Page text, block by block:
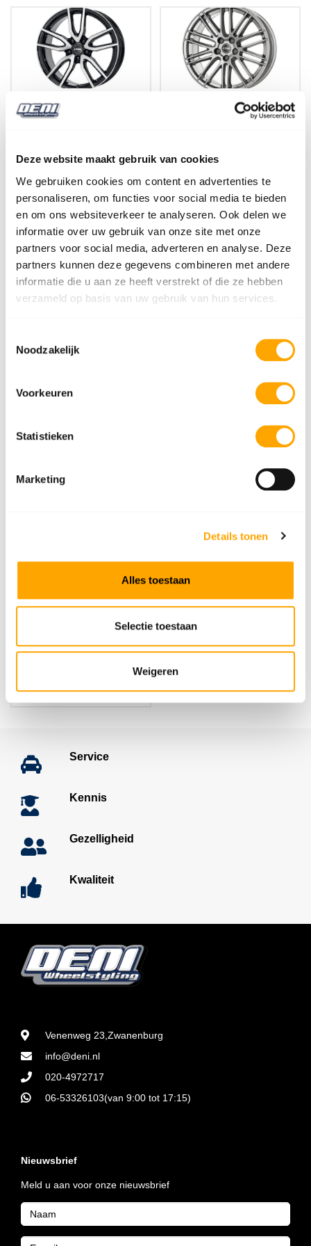
Deze website maakt gebruik van cookies
We gebruiken cookies om content en advertenties te
personaliseren, om functies voor social media te bieden
en om ons websiteverkeer te analyseren. Ook delen we
informatie over uw gebruik van onze site met onze
partners voor social media, adverteren en analyse. Deze
partners kunnen deze gegevens combineren met andere
informatie die u aan ze heeft verstrekt of die ze hebben
verzameld op basis van uw gebruik van hun services.
Noodzakelijk
Voorkeuren
Statistieken
Marketing
Details tonen
Alles toestaan
Selectie toestaan
Weigeren
Rial Torino Velgen Rial Kibo X Velgen
Bekijken
Rial Lugano Velgen
Bekijken
Rial Arktis Velgen
Bekijken
Bekijken
Bekijken
Service
Kennis
Gezelligheid
Kwaliteit
Venenweg 23,Zwanenburg
info@deni.nl
020-4972717
06-53326103(van 9:00 tot 17:15)
Nieuwsbrief
Meld u aan voor onze nieuwsbrief